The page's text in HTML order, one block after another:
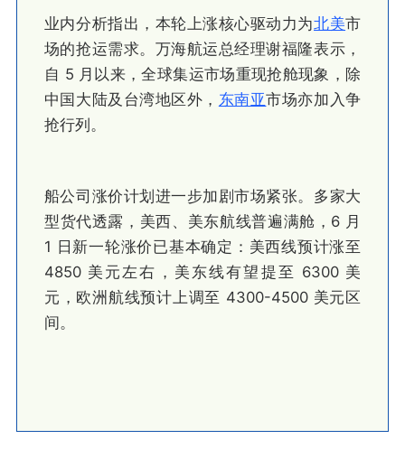
业内分析指出，本轮上涨核心驱动力为北美市
场的抢运需求。万海航运总经理谢福隆表示，
自 5 月以来，全球集运市场重现抢舱现象，除
中国大陆及台湾地区外， 东南亚市场亦加入争
抢行列。
船公司涨价计划进一步加剧市场紧张。多家大
型货代透露，美西、美东航线普遍满舱，6 月
1 日新一轮涨价已基本确定：美西线预计涨至
4850 美元左右，美东线有望提至 6300 美
元，欧洲航线预计上调至 4300-4500 美元区
间。